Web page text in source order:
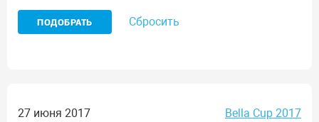
Сбросить
27 июня 2017 Bella Cup 2017